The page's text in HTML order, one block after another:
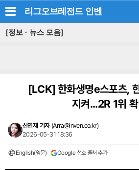
리그오브레전드 인벤
[정보 · 뉴스 모음]
[LCK]한화생명e스포츠,
지켜...2R 1위
신연재 기자 (Arra@inven.co.kr)
2026-05-31 18:36
English(영문) Google 선호 출처 추가